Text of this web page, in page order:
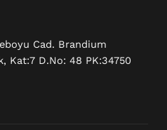
Cad. Brandium
Kat:7 D.No: 48 PK:34750